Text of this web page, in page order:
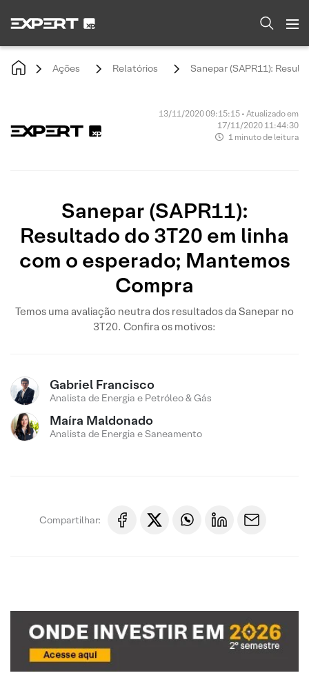
Ações Relatórios Sanepar (SAPR11):
13/11/2020 09:15:15 • Atualizado em
17/11/2020 11:44:30
1 minuto de leitura
Sanepar (SAPR11):
Resultado do 3T20 em linha
com o esperado; Mantemos
Compra
Temos uma avaliação neutra dos resultados da Sanepar no
3T20. Confira os motivos:
Gabriel Francisco
Analista de Energia e Petróleo & Gás
Maíra Maldonado
Analista de Energia e Saneamento
Compartilhar: